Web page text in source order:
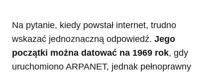
Na pytanie, kiedy powstał internet, trudno
wskazać jednoznaczną odpowiedź. Jego
początki można datować na 1969 rok, gdy
uruchomiono ARPANET, jednak pełnoprawny